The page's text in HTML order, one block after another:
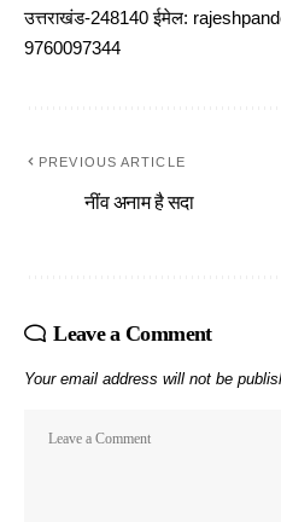
उत्तराखंड-248140 ईमेल:
9760097344
PREVIOUS ARTICLE
नींव अनाम है सदा
Leave a Comment
Your email address will not be